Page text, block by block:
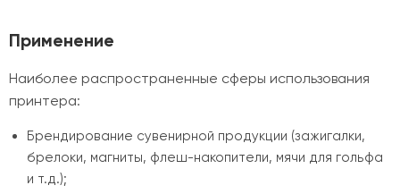
Применение
Наиболее распространенные сферы использования
принтера:
Брендирование сувенирной продукции (зажигалки,
брелоки, магниты, флеш-накопители, мячи для гольфа
и т.д.);